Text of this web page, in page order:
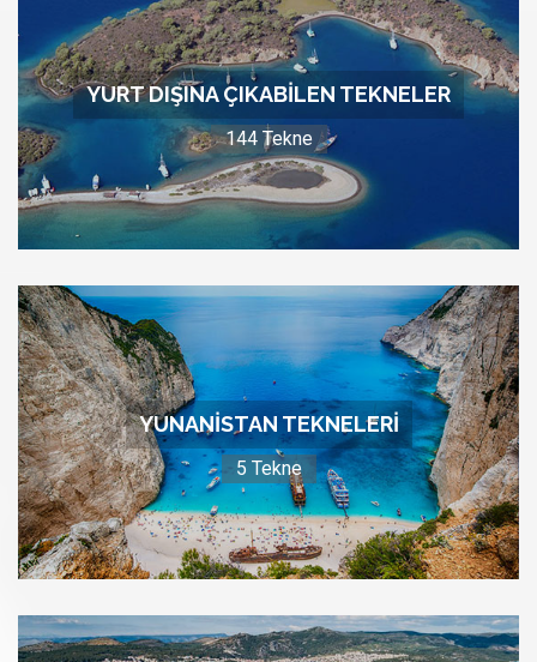
YURT DIŞINA ÇIKABILEN TEKNELER
144 Tekne
YUNANISTAN TEKNELERI
5 Tekne